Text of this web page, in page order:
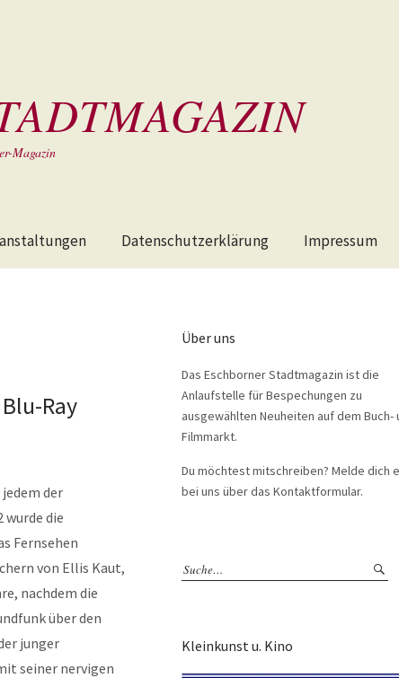
Magazin
Datenschutzerklärung Impressum
Ray
der
wurde die
Fernsehen
von Ellis Kaut,
nachdem die
über den
junger
seiner nervigen
Über uns
Das Eschborner Stadtmagazin ist die
Anlaufstelle für Bespechungen zu
ausgewählten Neuheiten auf dem Buch-
Filmmarkt.
Du möchtest mitschreiben? Melde dich
bei uns über das Kontaktformular.
Kleinkunst u. Kino